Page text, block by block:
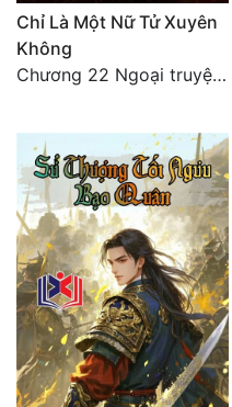
Chỉ Là Một Nữ Tử Xuyên
Không
Chương 22 Ngoại truyện Vương Thanh Thanh